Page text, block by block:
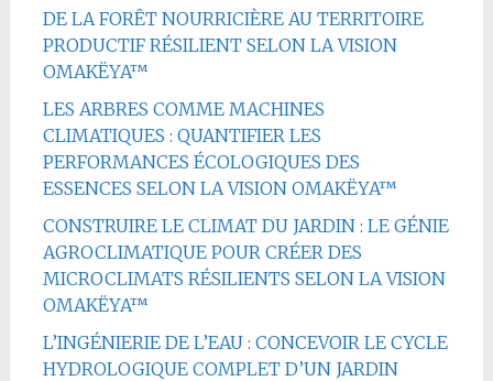
DE LA FORÊT NOURRICIÈRE AU TERRITOIRE
PRODUCTIF RÉSILIENT SELON LA VISION
OMAKËYA™
LES ARBRES COMME MACHINES
CLIMATIQUES : QUANTIFIER LES
PERFORMANCES ÉCOLOGIQUES DES
ESSENCES SELON LA VISION OMAKËYA™
CONSTRUIRE LE CLIMAT DU JARDIN : LE GÉNIE
AGROCLIMATIQUE POUR CRÉER DES
MICROCLIMATS RÉSILIENTS SELON LA VISION
OMAKËYA™
L’INGÉNIERIE DE L’EAU : CONCEVOIR LE CYCLE
HYDROLOGIQUE COMPLET D’UN JARDIN